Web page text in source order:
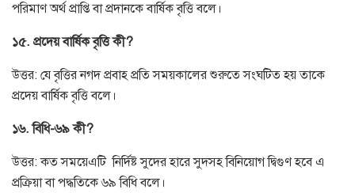
পরিমাণ অর্থ প্রাপ্তি বা প্রদানকে বার্ষিক বৃত্তি বলে।
১৫. প্রদেয় বার্ষিক বৃত্তি কী?
উত্তর: যে বৃত্তির নগদ প্রবাহ প্রতি সময়কালের শুরুতে সংঘটিত হয় তাকে
প্রদেয় বার্ষিক বৃত্তি বলে।
১৬. বিধি-৬৯ কী?
উত্তর: কত সময়েএটি নির্দিষ্ট সুদের হারে সুদসহ বিনিয়োগ দ্বিগুণ হবে এ
প্রক্রিয়া বা পদ্ধতিকে ৬৯ বিধি বলে।